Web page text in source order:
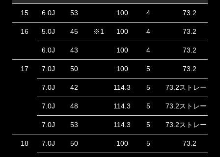
15 6.0J 53 100 4 73.2
16 5.0J 45 ※1 100 4 73.2
6.0J 43 100 4 73.2
17 7.0J 50 100 5 73.2
7.0J 42 114.3 5 73.2ストレート
7.0J 48 114.3 5 73.2ストレート
7.0J 53 114.3 5 73.2ストレート
18 7.0J 50 100 5 73.2